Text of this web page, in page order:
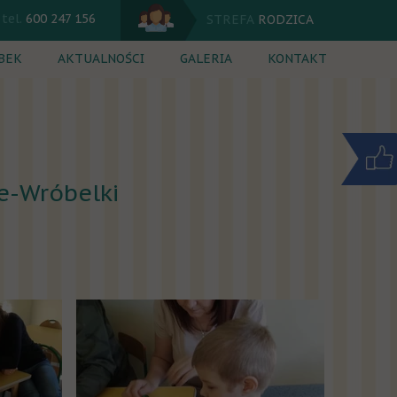
STREFA RODZICA
AKTUALNOŚCI GALERIA KONTAKT
tel. 600 247 156
Wróbelki